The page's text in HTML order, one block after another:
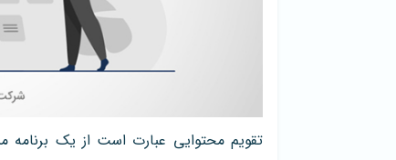
تقویم محتوایی عبارت است از یک برنامه